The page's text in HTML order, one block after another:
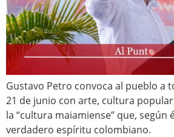
Gustavo Petro convoca al pueblo a
21 de junio con arte, cultura
la “cultura maiamiense” que, según
verdadero espíritu colombiano.